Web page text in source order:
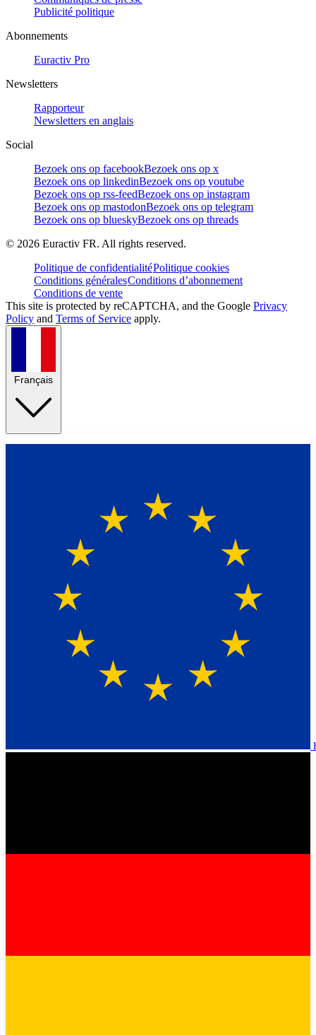
Publicité politique
Abonnements
Euractiv Pro
Newsletters
Rapporteur
Newsletters en anglais
Social
Bezoek ons op facebookBezoek ons op x
Bezoek ons op linkedinBezoek ons op youtube
Bezoek ons op rss-feedBezoek ons op instagram
Bezoek ons op mastodonBezoek ons op telegram
Bezoek ons op blueskyBezoek ons op threads
© 2026 Euractiv FR. All rights reserved.
Politique de confidentialitéPolitique cookies
Conditions généralesConditions d’abonnement
Conditions de vente
This site is protected by reCAPTCHA, and the Google Privacy
Policy and Terms of Service apply.
Français